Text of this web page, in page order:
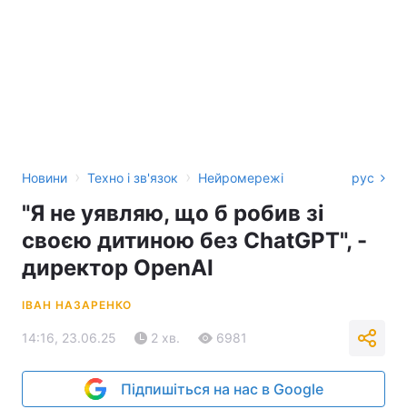
Новини › Техно і зв'язок › Нейромережі рус
"Я не уявляю, що б робив зі
своєю дитиною без ChatGPT", -
директор OpenAI
ІВАН НАЗАРЕНКО
14:16, 23.06.25 2 хв. 6981
Підпишіться на нас в Google